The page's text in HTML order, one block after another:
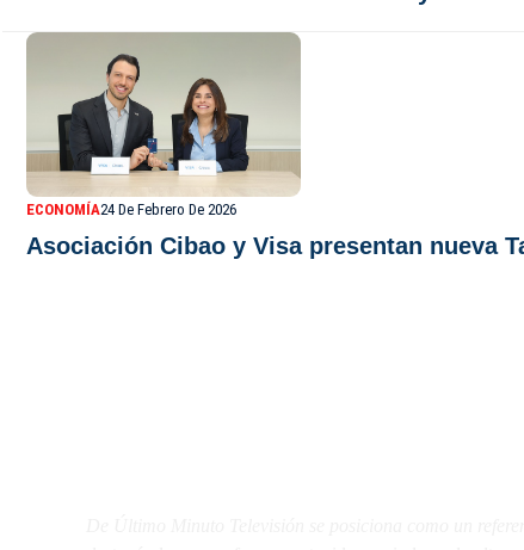
ECONOMÍA24 De Febrero De 2026
Asociación Cibao y Visa presentan nueva